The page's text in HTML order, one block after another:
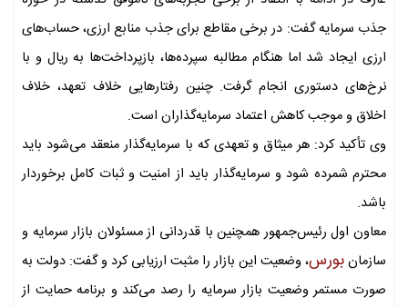
جذب سرمایه گفت: در برخی مقاطع برای جذب منابع ارزی، حساب‌های
ارزی ایجاد شد اما هنگام مطالبه سپرده‌ها، بازپرداخت‌ها به ریال و با
نرخ‌های دستوری انجام گرفت. چنین رفتارهایی خلاف تعهد، خلاف
اخلاق و موجب کاهش اعتماد سرمایه‌گذاران است.
وی تأکید کرد: هر میثاق و تعهدی که با سرمایه‌گذار منعقد می‌شود باید
محترم شمرده شود و سرمایه‌گذار باید از امنیت و ثبات کامل برخوردار
باشد.
معاون اول رئیس‌جمهور همچنین با قدردانی از مسئولان بازار سرمایه و
سازمانبورس، وضعیت این بازار را مثبت ارزیابی کرد و گفت: دولت به
صورت مستمر وضعیت بازار سرمایه را رصد می‌کند و برنامه حمایت از